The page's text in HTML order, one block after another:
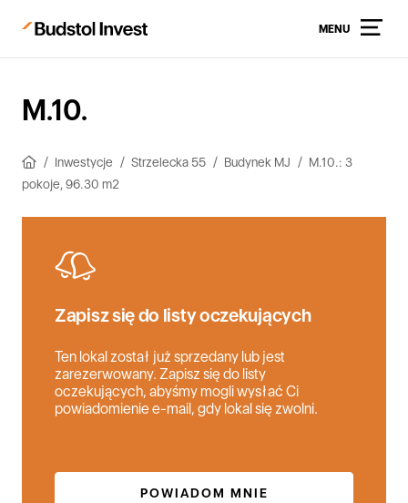
MENU
M.10.
Inwestycje Strzelecka 55 Budynek MJ
M.10.: 3
pokoje, 96.30 m2
Zapisz się do listy oczekujących
Ten lokal został już sprzedany lub jest
zarezerwowany. Zapisz się do listy
oczekujących, abyśmy mogli wysłać Ci
powiadomienie e-mail, gdy lokal się zwolni.
POWIADOM MNIE